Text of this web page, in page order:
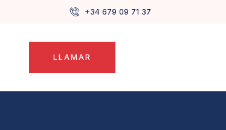
+34 679 09 71 37
LLAMAR